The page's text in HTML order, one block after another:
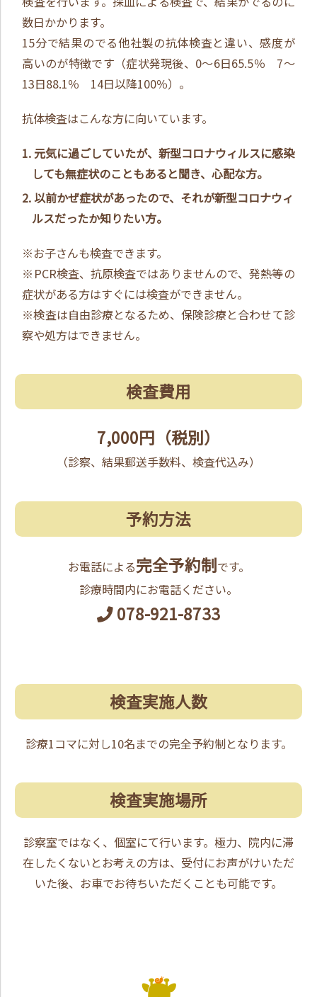
数日かかります。
15分で結果のでる他社製の抗体検査と違い、感度が
高いのが特徴です（症状発現後、0～6日65.5％ 7～
13日88.1％ 14日以降100％）。
抗体検査はこんな方に向いています。
元気に過ごしていたが、新型コロナウィルスに感染
しても無症状のこともあると聞き、心配な方。
以前かぜ症状があったので、それが新型コロナウィ
ルスだったか知りたい方。
※お子さんも検査できます。
※PCR検査、抗原検査ではありませんので、発熱等の
症状がある方はすぐには検査ができません。
※検査は自由診療となるため、保険診療と合わせて診
察や処方はできません。
検査費用
7,000円（税別）
（診察、結果郵送手数料、検査代込み）
予約方法
お電話による完全予約制です。
診療時間内にお電話ください。
078-921-8733
検査実施人数
診療1コマに対し10名までの完全予約制となります。
検査実施場所
診察室ではなく、個室にて行います。極力、院内に滞
在したくないとお考えの方は、受付にお声がけいただ
いた後、お車でお待ちいただくことも可能です。